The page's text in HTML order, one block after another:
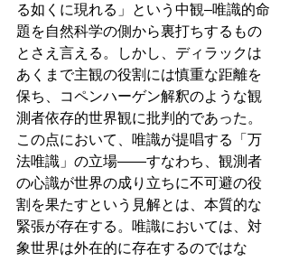
る如くに現れる」という中観–唯識的命
題を自然科学の側から裏打ちするもの
とさえ言える。しかし、ディラックは
あくまで主観の役割には慎重な距離を
保ち、コペンハーゲン解釈のような観
測者依存的世界観に批判的であった。
この点において、唯識が提唱する「万
法唯識」の立場――すなわち、観測者
の心識が世界の成り立ちに不可避の役
割を果たすという見解とは、本質的な
緊張が存在する。唯識においては、対
象世界は外在的に存在するのではな